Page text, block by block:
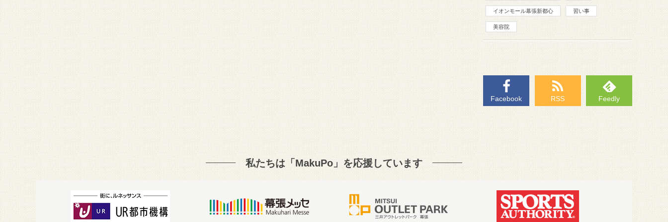
イオンモール幕張新都心 習い事
美容院
Facebook RSS Feedly
私たちは「MakuPo」を応援しています